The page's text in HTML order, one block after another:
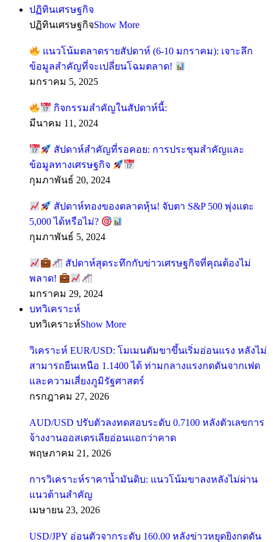
ปฏิทินเศรษฐกิจ
ปฏิทินเศรษฐกิจShow More
แนวโน้มตลาดรายสัปดาห์ (6-10 มกราคม): เจาะลึก
ข้อมูลสำคัญที่จะเปลี่ยนโฉมตลาด!
มกราคม 5, 2025
กิจกรรมสำคัญในสัปดาห์นี้:
มีนาคม 11, 2024
สัปดาห์สำคัญที่รอคอย: การประชุมสำคัญและ
ข้อมูลทางเศรษฐกิจ
กุมภาพันธ์ 20, 2024
สัปดาห์ทองของตลาดหุ้น! จับตา S&P 500 พุ่งแตะ
5,000 ได้หรือไม่?
กุมภาพันธ์ 5, 2024
สัปดาห์สุดระทึกกับข่าวเศรษฐกิจที่คุณต้องไม่
พลาด!
มกราคม 29, 2024
บทวิเคราะห์
บทวิเคราะห์Show More
วิเคราะห์ EUR/USD: โมเมนตัมขาขึ้นเริ่มอ่อนแรง หลังไม่
สามารถยืนเหนือ 1.1400 ได้ ท่ามกลางแรงกดดันจากเฟด
และความเสี่ยงภูมิรัฐศาสตร์
กรกฎาคม 27, 2026
AUD/USD ปรับตัวลงทดสอบระดับ 0.7100 หลังตัวเลขการ
จ้างงานออสเตรเลียอ่อนแอกว่าคาด
พฤษภาคม 21, 2026
การวิเคราะห์ราคาน้ำมันดิบ: แนวโน้มขาลงหลังไม่ผ่าน
แนวต้านสำคัญ
เมษายน 23, 2026
USD/JPY อ่อนตัวจากระดับ 160.00 หลังข่าวหยุดยิงกดดัน